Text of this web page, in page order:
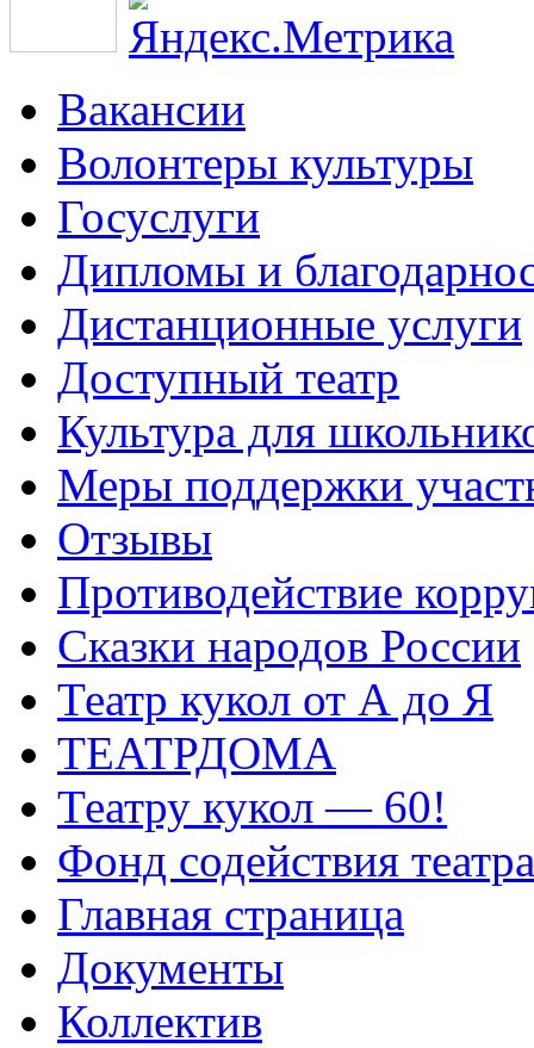
Вакансии
Волонтеры культуры
Госуслуги
Дипломы и
Дистанционные услуги
Доступный театр
Культура для
Меры поддержки
Отзывы
Противодействие
Сказки народов России
Театр кукол от А до Я
ТЕАТРДОМА
Театру кукол — 60!
Фонд содействия
Главная страница
Документы
Коллектив